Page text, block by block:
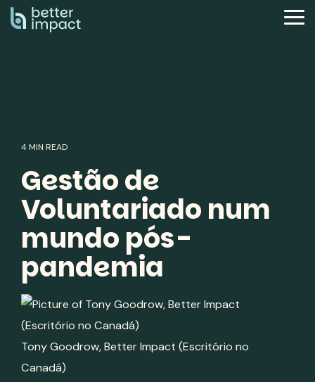
Skip
to
4 MIN READ
Gestão de
Voluntariado num
mundo pós-
pandemia
Tony Goodrow, Better Impact (Escritório no
Canadá)